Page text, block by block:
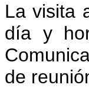
La visita
día y
de